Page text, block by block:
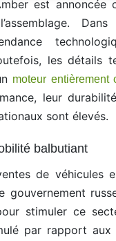
est annoncée
les détails
moteur entièrement
leur
sont élevés.
balbutiant
de véhicules
gouvernement
stimuler ce
par rapport aux